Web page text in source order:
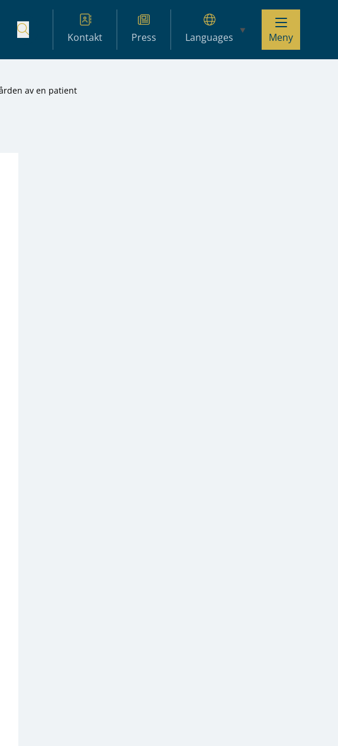
Kontakt Press Languages Meny
av en patient